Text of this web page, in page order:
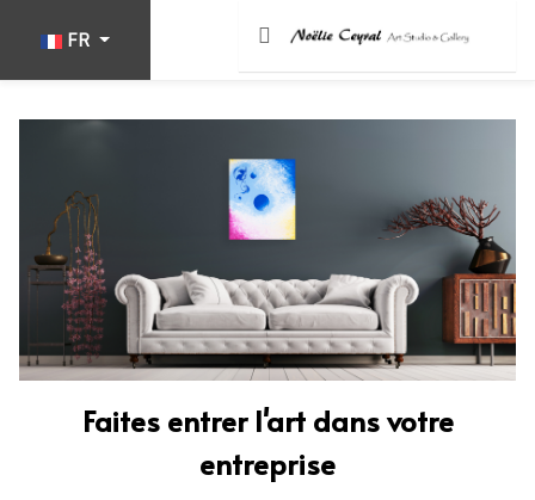
FR
Faites entrer l'art dans votre
entreprise